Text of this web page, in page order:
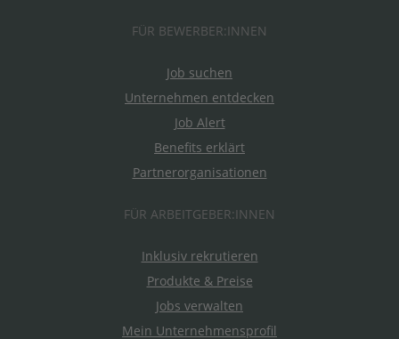
FÜR BEWERBER:INNEN
Job suchen
Unternehmen entdecken
Job Alert
Benefits erklärt
Partnerorganisationen
FÜR ARBEITGEBER:INNEN
Inklusiv rekrutieren
Produkte & Preise
Jobs verwalten
Mein Unternehmensprofil